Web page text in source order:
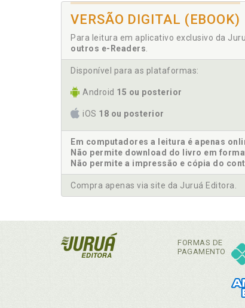
VERSÃO DIGITAL (EBOOK)
Para leitura em aplicativo exclusivo da
outros e-Readers
Disponível para as plataformas:
Android 15 ou posterior
iOS 18 ou posterior
Em computadores a leitura é apenas
Não permite download do livro em
Não permite a impressão e cópia do
Compra apenas via site da Juruá Editora.
FORMAS DE
PAGAMENTO